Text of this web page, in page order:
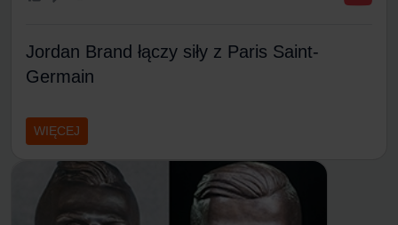
Jordan Brand łączy siły z Paris Saint-
Germain
WIĘCEJ